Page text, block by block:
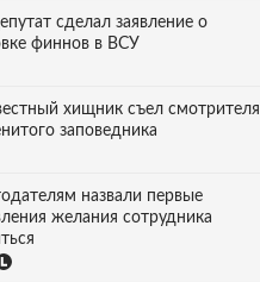
сделал заявление о
финнов в ВСУ
хищник съел смотрителя
заповедника
назвали первые
желания сотрудника